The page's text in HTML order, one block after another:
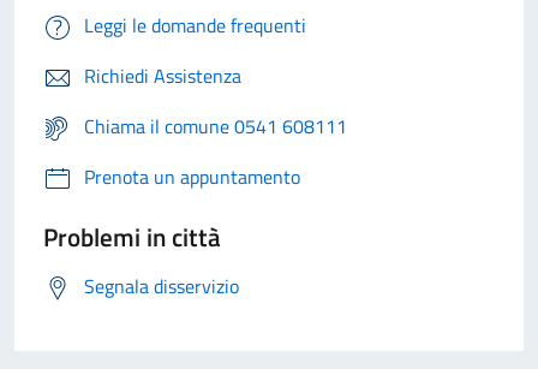
Leggi le domande frequenti
Richiedi Assistenza
Chiama il comune 0541 608111
Prenota un appuntamento
Problemi in città
Segnala disservizio